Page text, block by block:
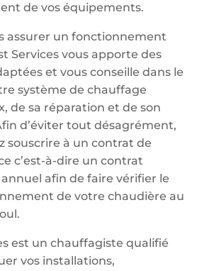
de vos équipements.
assurer un fonctionnement
Services vous apporte des
et vous conseille dans le
système de chauffage
de sa réparation et de son
d’éviter tout désagrément,
souscrire à un contrat de
c’est-à-dire un contrat
afin de faire vérifier le
de votre chaudière au
est un chauffagiste qualifié
vos installations,